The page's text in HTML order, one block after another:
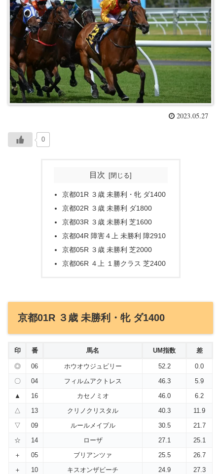
2023.05.27
0
目次
京都01R ３歳 未勝利・牝 ダ1400
京都02R ３歳 未勝利 ダ1800
京都03R ３歳 未勝利 芝1600
京都04R 障害４上 未勝利 障2910
京都05R ３歳 未勝利 芝2000
京都06R ４上 １勝クラス 芝2400
京都01R ３歳 未勝利・牝 ダ1400
印 番 馬名 UM指数 差
◎ 06 ホウオウジュビリー 52.2
0.0
〇
04 フィルムアクトレス 46.3
5.9
▲
16 カセノミオ 46.0
6.2
△
13 クリノクリスタル 40.3
11.9
▽
09 ルールメイプル 30.5
21.7
☆
14 ローザ 27.1
25.1
＋
05 ブリアンツァ 25.5
26.7
＋
10 キスオンザビーチ 24.9
27.3